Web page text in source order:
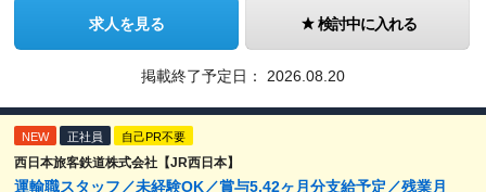
求人を見る 検討中に入れる
掲載終了予定日： 2026.08.20
NEW 正社員 自己PR不要
西日本旅客鉄道株式会社【JR西日本】
運輸職スタッフ／未経験OK／賞与5.42ヶ月分支給予定／残業月